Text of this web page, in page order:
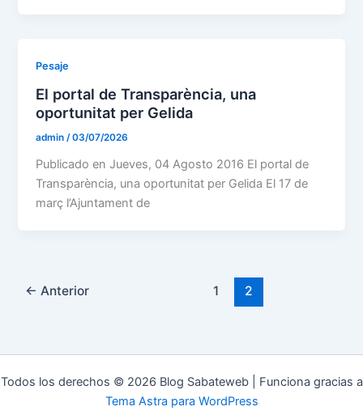
Pesaje
El portal de Transparència, una
oportunitat per Gelida
admin/03/07/2026
Publicado en Jueves, 04 Agosto 2016 El portal de
Transparència, una oportunitat per Gelida El 17 de
març l’Ajuntament de
← Anterior 1 2
Todos los derechos © 2026 Blog Sabateweb | Funciona gracias a
Tema Astra para WordPress